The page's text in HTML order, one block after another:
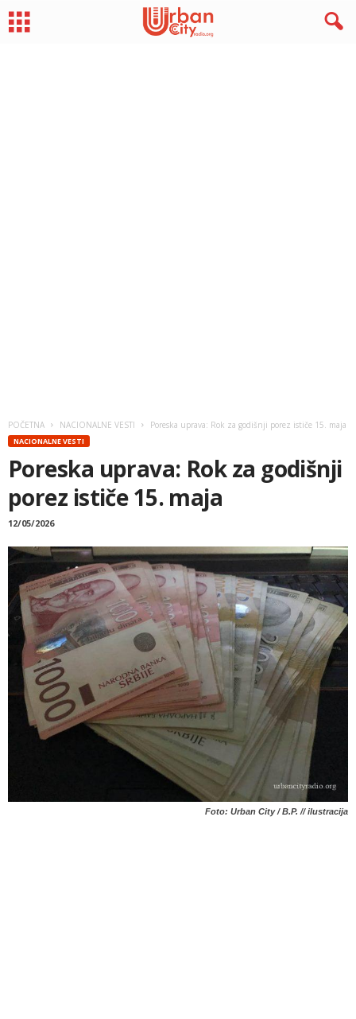
POČETNA NACIONALNE VESTI Poreska uprava: Rok za godišnji porez ističe 15. maja
NACIONALNE VESTI
Poreska uprava: Rok za godišnji
porez ističe 15. maja
12/05/2026
Foto: Urban City / B.P. // ilustracija